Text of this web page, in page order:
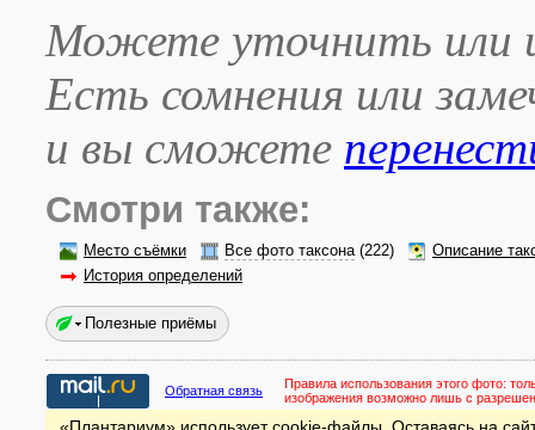
Можете уточнить или
Есть сомнения или
и вы сможете
Смотри также:
Место съёмки Все фото таксона(222)
Описание
История определений
Полезные приёмы
Обратная связь Правила использования этого фото:
изображения возможно лишь с